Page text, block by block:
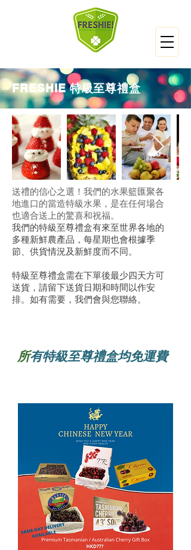
FRESHIE 特級至尊禮盒
送禮的信心之選！我們的水果籃匯聚各
地進口的當造特級水果，是在任何場合
也適合送上的驚喜和祝福。
我們的特級至尊禮盒有來至世界各地的
多種新鮮農產品，每星期也會根據季
節、供貨情況及新鮮度而不同。
特級至尊禮盒需在下單後最少四天方可
送貨，請留下送貨日期和時間以作安
排。如有需要，我們會與您聯絡。
所有特級至尊禮盒均免運費